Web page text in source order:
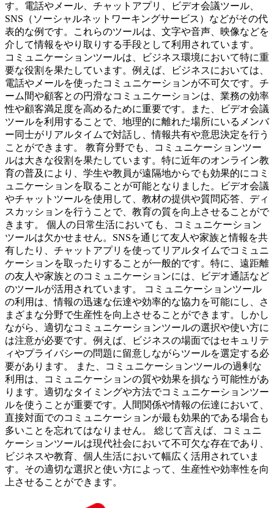
す。電話やメール、チャットアプリ、ビデオ会議ツール、
SNS（ソーシャルネットワーキングサービス）などがその代
表的な例です。これらのツールは、文字や音声、映像などを
介して情報をやり取りする手段として利用されています。
コミュニケーションツールは、ビジネス環境において特に重
要な役割を果たしています。例えば、ビジネスにおいては、
電話やメールを使ったコミュニケーションが不可欠です。チ
ーム間や顧客との円滑なコミュニケーションは、業務の効率
性や顧客満足度を高めるために重要です。また、ビデオ会議
ツールを利用することで、地理的に離れた場所にいるメンバ
ー同士がリアルタイムで対話し、情報共有や意思決定を行う
ことができます。 教育分野でも、コミュニケーションツー
ルは大きな役割を果たしています。特に近年のオンライン教
育の普及により、学生や教員が遠隔地からでも効果的にコミ
ュニケーションを取ることが可能となりました。ビデオ会議
やチャットツールを使用して、教材の提供や質問応答、ディ
スカッションを行うことで、教育の質を向上させることがで
きます。 個人の日常生活においても、コミュニケーション
ツールは欠かせません。SNSを通じて友人や家族と情報を共
有したり、チャットアプリを使ってリアルタイムでコミュニ
ケーションを取ったりすることが一般的です。特に、遠距離
の友人や家族とのコミュニケーションには、ビデオ通話など
のツールが活用されています。 コミュニケーションツール
の利用は、情報の迅速な伝達や効率的な協力を可能にし、さ
まざまな分野で生産性を向上させることができます。しかし
ながら、適切なコミュニケーションツールの選択や使い方に
は注意が必要です。例えば、ビジネスの場面ではセキュリテ
ィやプライバシーの問題に留意しながらツールを選定する必
要があります。 また、コミュニケーションツールの過剰な
利用は、コミュニケーションの質や効果を損なう可能性があ
ります。適切なタイミングや方法でコミュニケーションツー
ルを使うことが重要です。人間関係や情報の伝達において、
直接対面でのコミュニケーションが最も効果的である場合も
多いことを忘れてはなりません。 総じて言えば、コミュニ
ケーションツールは現代社会において不可欠な存在であり、
ビジネスや教育、個人生活において幅広く活用されていま
す。その適切な選択と使い方によって、生産性や効率性を向
上させることができます。